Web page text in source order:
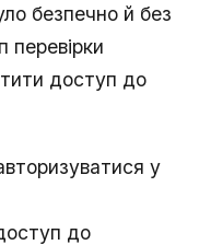
безпечно й без
перевірки
доступ до
у
до